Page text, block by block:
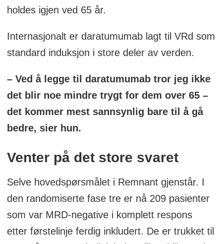
holdes igjen ved 65 år.
Internasjonalt er daratumumab lagt til VRd som
standard induksjon i store deler av verden.
– Ved å legge til daratumumab tror jeg ikke
det blir noe mindre trygt for dem over 65 –
det kommer mest sannsynlig bare til å gå
bedre, sier hun.
Venter på det store svaret
Selve hovedspørsmålet i Remnant gjenstår. I
den randomiserte fase tre er nå 209 pasienter
som var MRD-negative i komplett respons
etter førstelinje ferdig inkludert. De er trukket til